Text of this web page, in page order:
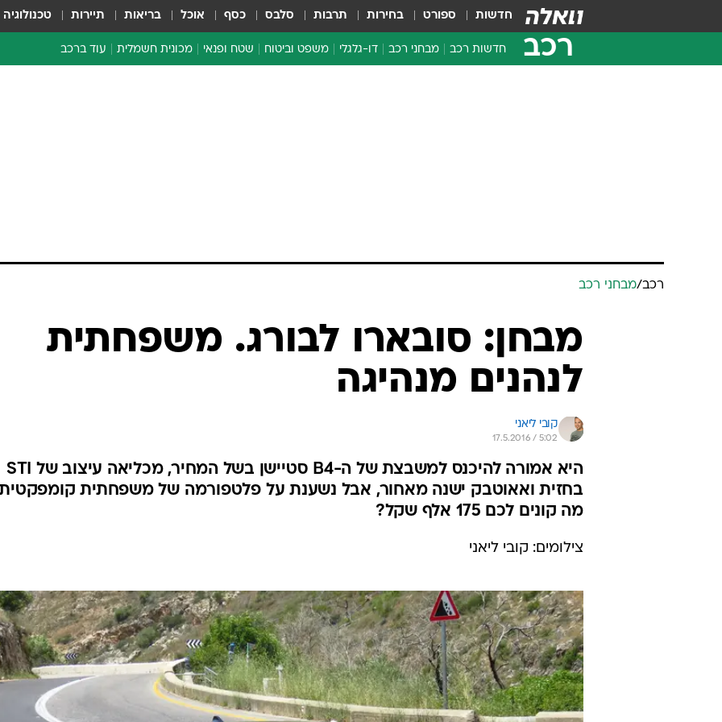
חדשות ספורט בחירות תרבות סלבס כסף אוכל בריאות תיירות טכנולוגיה
רכב חדשות רכב מבחני רכב דו-גלגלי משפט וביטוח שטח ופנאי מכונית חשמלית עוד ברכב
טכנולוגיה
ארכיון מדורים
כתבו לנו
רכב/מבחני רכב
מבחן: סובארו לבורג. משפחתית
לנהנים מנהיגה
קובי ליאני
17.5.2016 / 5:02
היא אמורה להיכנס למשבצת של ה-B4 סטיישן בשל המחיר, מכליאה עיצוב של STI
בחזית ואאוטבק ישנה מאחור, אבל נשענת על פלטפורמה של משפחתית
מה קונים לכם 175 אלף שקל?
צילומים: קובי ליאני